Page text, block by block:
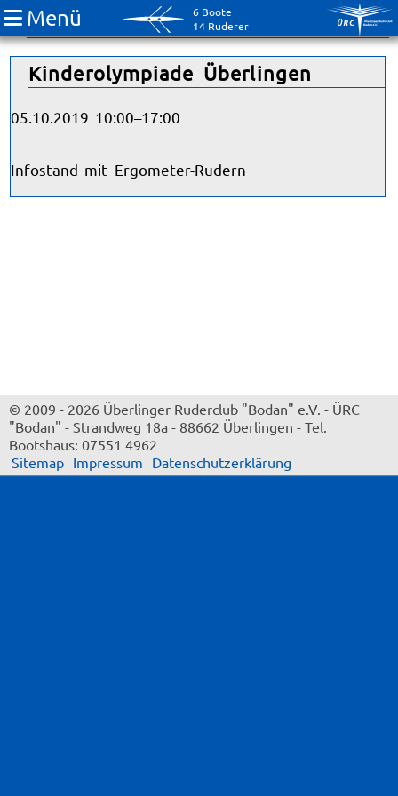
6 Boote
14 Ruderer
Menü
Jugend
Kinderolympiade Überlingen
05.10.2019 10:00–17:00
Infostand mit Ergometer-Rudern
© 2009 - 2026 Überlinger Ruderclub "Bodan" e.V. - ÜRC
"Bodan" - Strandweg 18a - 88662 Überlingen - Tel.
Bootshaus: 07551 4962
Sitemap Impressum Datenschutzerklärung